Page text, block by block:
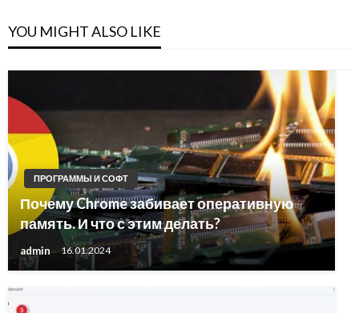
YOU MIGHT ALSO LIKE
ПРОГРАММЫ И СОФТ
Почему Chrome забивает оперативную
память. И что с этим делать?
admin 16.01.2024